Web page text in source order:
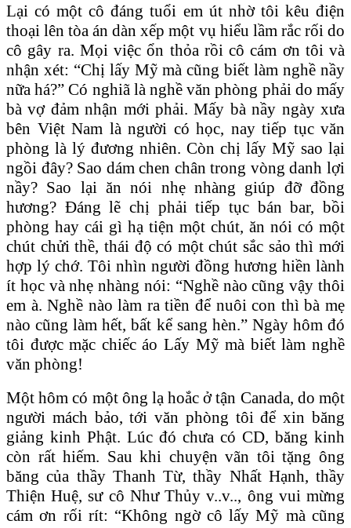
Lại có một cô đáng tuổi em út nhờ tôi kêu điện
thoại lên tòa án dàn xếp một vụ hiểu lầm rắc rối do
cô gây ra. Mọi việc ổn thỏa rồi cô cám ơn tôi và
nhận xét: “Chị lấy Mỹ mà cũng biết làm nghề nầy
nữa há?” Có nghiã là nghề văn phòng phải do mấy
bà vợ đảm nhận mới phải. Mấy bà nầy ngày xưa
bên Việt Nam là người có học, nay tiếp tục văn
phòng là lý đương nhiên. Còn chị lấy Mỹ sao lại
ngồi đây? Sao dám chen chân trong vòng danh lợi
nầy? Sao lại ăn nói nhẹ nhàng giúp đỡ đồng
hương? Đáng lẽ chị phải tiếp tục bán bar, bồi
phòng hay cái gì hạ tiện một chút, ăn nói có một
chút chửi thề, thái độ có một chút sắc sảo thì mới
hợp lý chớ. Tôi nhìn người đồng hương hiền lành
ít học và nhẹ nhàng nói: “Nghề nào cũng vậy thôi
em à. Nghề nào làm ra tiền để nuôi con thì bà mẹ
nào cũng làm hết, bất kể sang hèn.” Ngày hôm đó
tôi được mặc chiếc áo Lấy Mỹ mà biết làm nghề
văn phòng!
Một hôm có một ông lạ hoắc ở tận Canada, do một
người mách bảo, tới văn phòng tôi để xin băng
giảng kinh Phật. Lúc đó chưa có CD, băng kinh
còn rất hiếm. Sau khi chuyện vãn tôi tặng ông
băng của thầy Thanh Từ, thầy Nhất Hạnh, thầy
Thiện Huệ, sư cô Như Thủy v..v.., ông vui mừng
cám ơn rối rít: “Không ngờ cô lấy Mỹ mà cũng